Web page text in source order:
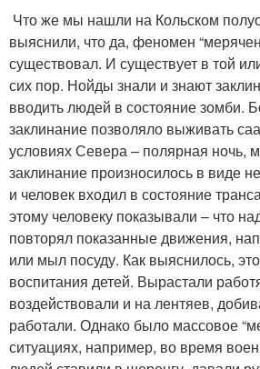
Что же мы нашли на Кольском
выяснили, что да, феномен
существовал. И существует в той
сих пор. Нойды знали и знают
вводить людей в состояние зомби.
заклинание позволяло выживать
условиях Севера – полярная ночь,
заклинание произносилось в виде
и человек входил в состояние
этому человеку показывали – что
повторял показанные движения,
или мыл посуду. Как выяснилось,
воспитания детей. Вырастали
воздействовали и на лентяев,
работали. Однако было массовое
ситуациях, например, во время